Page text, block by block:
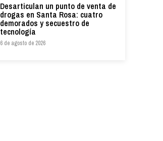
Desarticulan un punto de venta de
drogas en Santa Rosa: cuatro
demorados y secuestro de
tecnología
6 de agosto de 2026